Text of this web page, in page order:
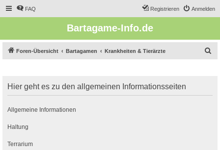
FAQ Anmelden
Registrieren
Bartagame-Info.de
Foren-Übersicht Bartagamen Krankheiten & Tierärzte
e
Hier geht es zu den allgemeinen Informationsseiten
Allgemeine Informationen
Haltung
Terrarium